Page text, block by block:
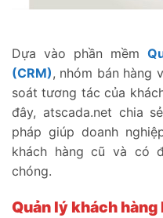
Dựa vào phần mềm
(CRM), nhóm bán hàng
soát tương tác của
đây, atscada.net chia
pháp giúp doanh
khách hàng cũ và có
chóng.
Quản lý khách hàng